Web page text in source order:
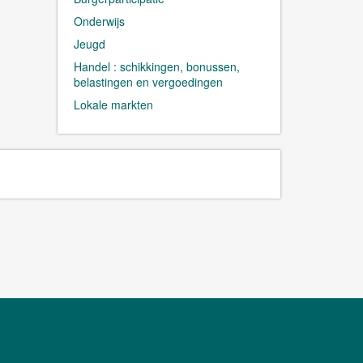
Onderwijs
Jeugd
Handel : schikkingen, bonussen,
belastingen en vergoedingen
Lokale markten